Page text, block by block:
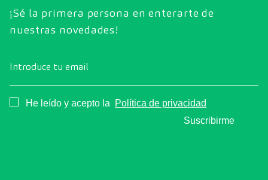
¡Sé la primera persona en enterarte de
nuestras novedades!
Introduce tu email
Consentimiento
He leído y acepto la
Política de privacidad
Suscribirme